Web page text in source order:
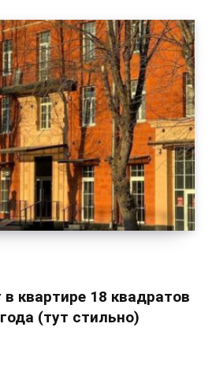
квартире 18 квадратов
(тут стильно)